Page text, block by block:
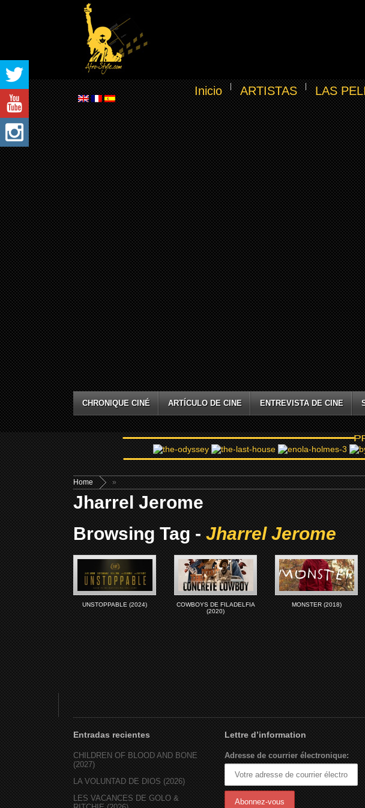
Inicio ARTISTAS LAS
CHRONIQUE CINÉ ARTÍCULO DE CINE ENTREVISTA DE CINE
Home »
Jharrel Jerome
Browsing Tag -Jharrel Jerome
UNSTOPPABLE (2024)
COWBOYS DE FILADELFIA
(2020)
MONSTER (2018)
Entradas recientes
CHILDREN OF BLOOD AND BONE
(2027)
LA VOLUNTAD DE DIOS (2026)
LES VACANCES DE GOLO &
Lettre d’information
Adresse de courrier électronique: